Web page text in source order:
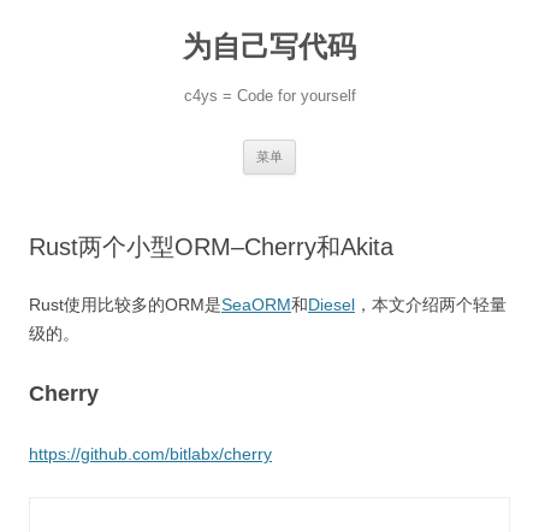
为自己写代码
c4ys = Code for yourself
菜单
Rust两个小型ORM–Cherry和Akita
Rust使用比较多的ORM是SeaORM和Diesel ，本文介绍两个轻量
级的。
Cherry
https://github.com/bitlabx/cherry